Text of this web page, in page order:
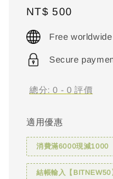
Regular
price
NT$ 500
Free
Secure
總分:0 - 0 評價
適用優惠
消費滿6000現減1000
結帳輸入【BITNEW50